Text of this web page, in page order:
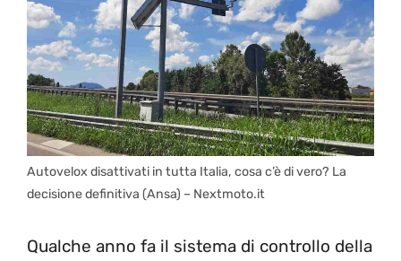
Autovelox disattivati in tutta Italia, cosa c’è di vero? La
decisione definitiva (Ansa) – Nextmoto.it
Qualche anno fa il sistema di controllo della